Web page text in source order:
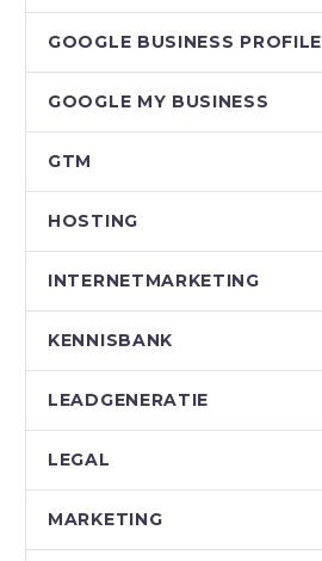
GOOGLE BUSINESS PROFILE
GOOGLE MY BUSINESS
GTM
HOSTING
INTERNETMARKETING
KENNISBANK
LEADGENERATIE
LEGAL
MARKETING